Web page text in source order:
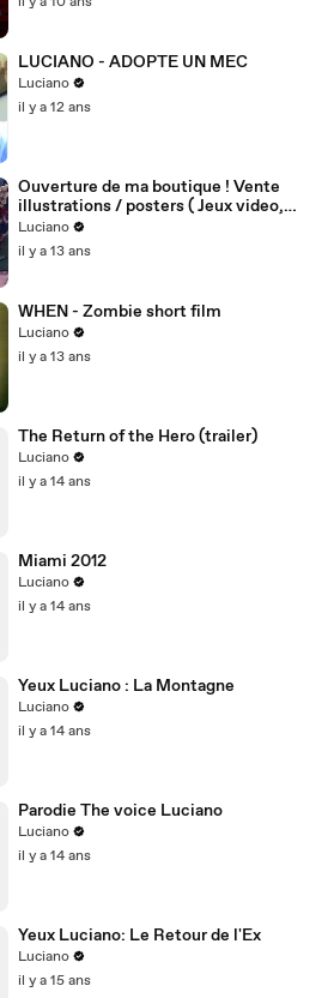
LUCIANO - ADOPTE UN MEC
Luciano
il y a 12 ans
Ouverture de ma boutique ! Vente
illustrations / posters ( Jeux video,
Luciano et Nicolin )
Luciano
il y a 13 ans
WHEN - Zombie short film
Luciano
il y a 13 ans
The Return of the Hero (trailer)
Luciano
il y a 14 ans
Miami 2012
Luciano
il y a 14 ans
Yeux Luciano : La Montagne
Luciano
il y a 14 ans
Parodie The voice Luciano
Luciano
il y a 14 ans
Yeux Luciano: Le Retour de l'Ex
Luciano
il y a 15 ans